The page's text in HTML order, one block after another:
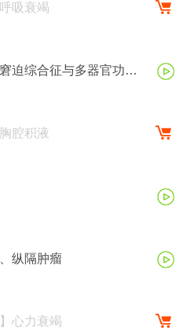
吸衰竭
迫综合征与多器官功能
腔积液
纵隔肿瘤
心力衰竭